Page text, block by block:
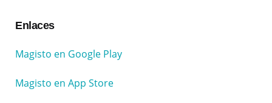
Enlaces
Magisto en Google Play
Magisto en App Store